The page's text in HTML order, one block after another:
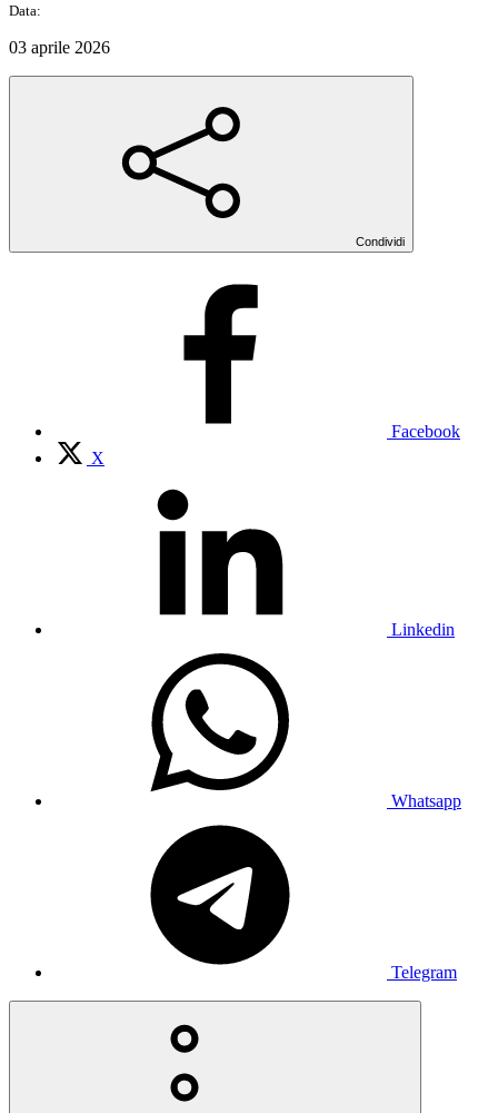
Data:
03 aprile 2026
Condividi
Facebook
X
Linkedin
Whatsapp
Telegram